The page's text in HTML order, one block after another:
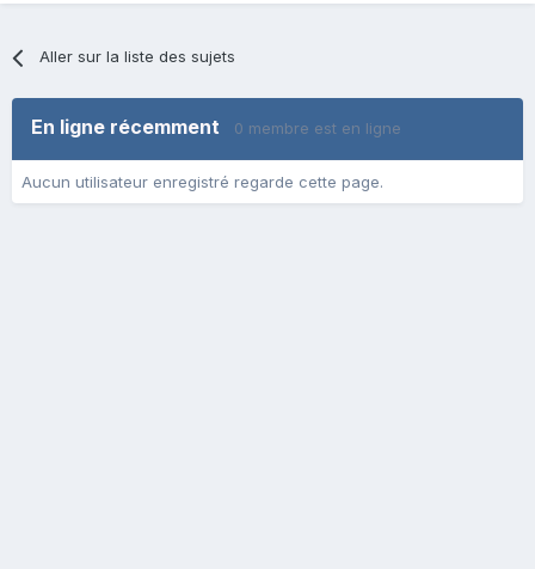
Aller sur la liste des sujets
En ligne récemment 0 membre est en ligne
Aucun utilisateur enregistré regarde cette page.